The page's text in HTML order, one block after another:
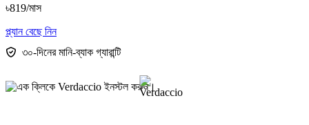
৳819/মাস
প্ল্যান বেছে নিন
৩০-দিনের মানি-ব্যাক গ্যারান্টি